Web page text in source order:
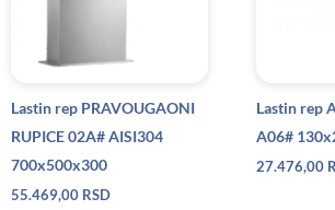
Lastin rep PRAVOUGAONI
RUPICE 02A# AISI304
700x500x300
55.469,00 RSD
Lastin rep
A06#
27.476,00